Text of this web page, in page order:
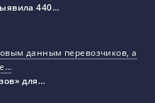
440…
данным перевозчиков, а
для…